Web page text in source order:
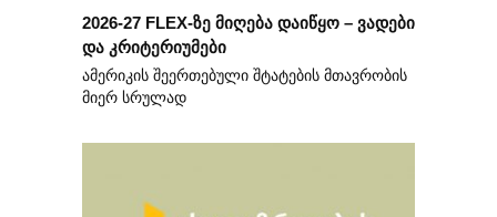
2026-27 FLEX-ზე მიღება დაიწყო – ვადები
და კრიტერიუმები
ამერიკის შეერთებული შტატების მთავრობის
მიერ სრულად